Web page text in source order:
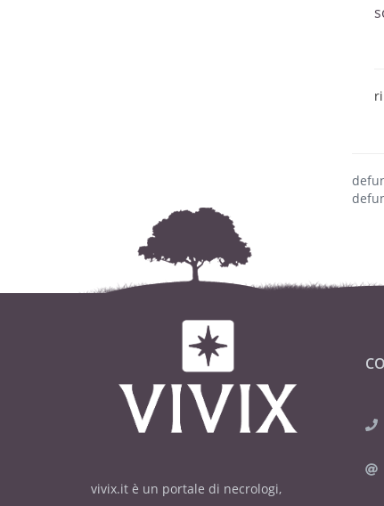
vivix.it è un portale di necrologi,